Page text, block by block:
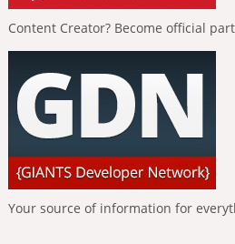
Content Creator? Become official
Your source of information for